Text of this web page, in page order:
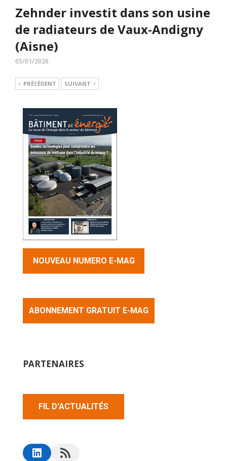
Zehnder investit dans son usine
de radiateurs de Vaux-Andigny
(Aisne)
05/01/2026
PRÉCÉDENT SUIVANT
NOUVEAU NUMERO E-MAG
ABONNEMENT GRATUIT E-MAG
PARTENAIRES
FIL D'ACTUALITÉS